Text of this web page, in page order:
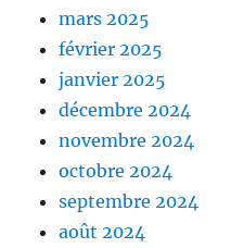
mars 2025
février 2025
janvier 2025
décembre 2024
novembre 2024
octobre 2024
septembre 2024
août 2024